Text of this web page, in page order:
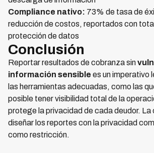
Compliance nativo: 73% de tasa de
reducción de costos, reportados con
protección de datos
Conclusión
Reportar resultados de cobranza sin
información sensible es un imperativo
las herramientas adecuadas, como las
posible tener visibilidad total de la
protege la privacidad de cada deudor. La
diseñar los reportes con la privacidad
como restricción.